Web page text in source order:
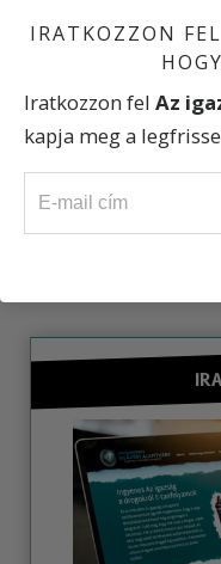
Az igazság a
IRATKOZZON
Iratkozzon fel Az
kapja meg a